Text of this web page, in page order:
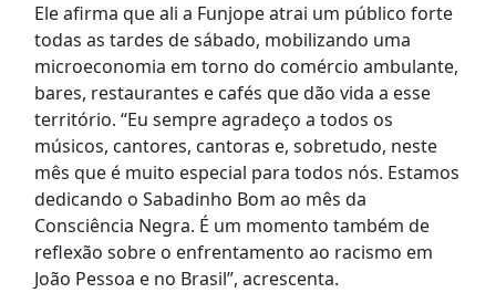
Ele afirma que ali a Funjope atrai um público forte
todas as tardes de sábado, mobilizando uma
microeconomia em torno do comércio ambulante,
bares, restaurantes e cafés que dão vida a esse
território. “Eu sempre agradeço a todos os
músicos, cantores, cantoras e, sobretudo, neste
mês que é muito especial para todos nós. Estamos
dedicando o Sabadinho Bom ao mês da
Consciência Negra. É um momento também de
reflexão sobre o enfrentamento ao racismo em
João Pessoa e no Brasil”, acrescenta.